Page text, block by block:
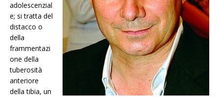
adolescenzial
e; si tratta del
distacco o
della
frammentazi
one della
tuberosità
anteriore
della tibia, un